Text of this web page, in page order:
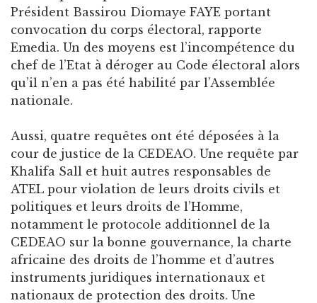
Président Bassirou Diomaye FAYE portant
convocation du corps électoral, rapporte
Emedia. Un des moyens est l’incompétence du
chef de l’Etat à déroger au Code électoral alors
qu’il n’en a pas été habilité par l’Assemblée
nationale.
Aussi, quatre requêtes ont été déposées à la
cour de justice de la CEDEAO. Une requête par
Khalifa Sall et huit autres responsables de
ATEL pour violation de leurs droits civils et
politiques et leurs droits de l’Homme,
notamment le protocole additionnel de la
CEDEAO sur la bonne gouvernance, la charte
africaine des droits de l’homme et d’autres
instruments juridiques internationaux et
nationaux de protection des droits. Une